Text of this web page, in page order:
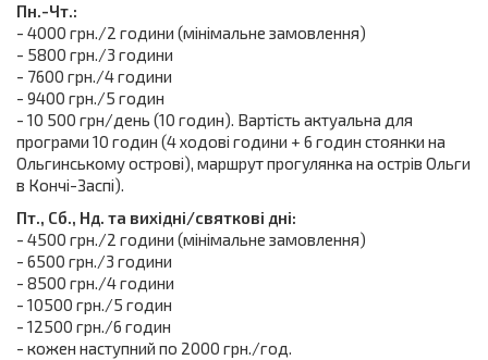
Пн.-Чт.:
- 4000 грн./2 години (мінімальне замовлення)
- 5800 грн./3 години
- 7600 грн./4 години
- 9400 грн./5 годин
- 10 500 грн/день (10 годин). Вартість актуальна для
програми 10 годин (4 ходові години + 6 годин стоянки на
Ольгинському острові), маршрут прогулянка на острів Ольги
в Кончі-Заспі).
Пт., Сб., Нд. та вихідні/святкові дні:
- 4500 грн./2 години (мінімальне замовлення)
- 6500 грн./3 години
- 8500 грн./4 години
- 10500 грн./5 годин
- 12500 грн./6 годин
- кожен наступний по 2000 грн./год.